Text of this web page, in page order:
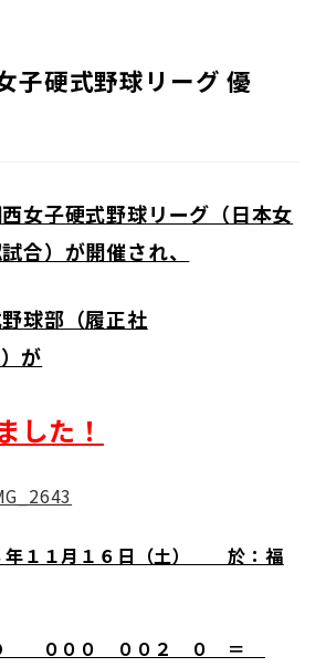
硬式野球リーグ 優
女子硬式野球リーグ（日本女
合）が開催され、
球部（履正社
が
した！
年１１月１６日（土） 於：福
Ｏ ０００ ００２ ０ ＝